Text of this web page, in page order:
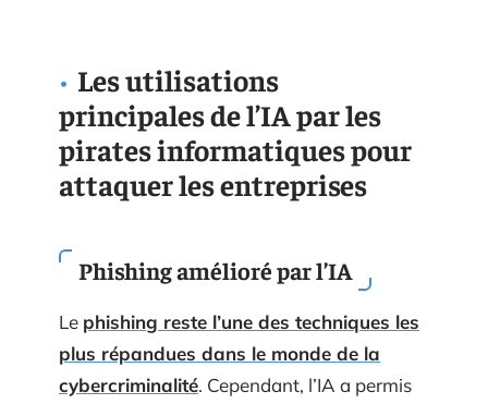
Les utilisations
principales de l’IA par les
pirates informatiques pour
attaquer les entreprises
Phishing amélioré par l’IA
Le phishing reste l’une des techniques les
plus répandues dans le monde de la
cybercriminalité. Cependant, l’IA a permis